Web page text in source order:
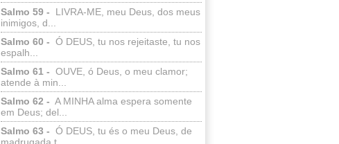
Salmo 59 -
LIVRA-ME, meu Deus, dos meus
inimigos, d...
Salmo 60 - Ó DEUS, tu nos rejeitaste, tu nos
espalh...
Salmo 61 - OUVE, ó Deus, o meu clamor;
atende à min...
Salmo 62 - A MINHA alma espera somente
em Deus; del...
Salmo 63 - Ó DEUS, tu és o meu Deus, de